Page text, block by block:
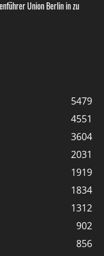
Union Berlin in zu
5479
4551
3604
2031
1919
1834
1312
902
856